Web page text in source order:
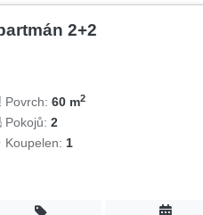
2+2
Povrch:60 m2
Pokojů:2
Koupelen:1